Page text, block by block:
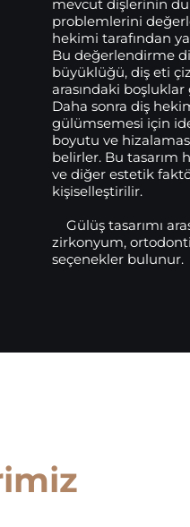
mevcut dişlerinin
problemlerini
hekimi tarafından
Bu değerlendirme
büyüklüğü, diş eti
arasındaki
Daha sonra diş
gülümsemesi için
boyutu ve
belirler. Bu tasarım
ve diğer estetik
kişiselleştirilir.
Gülüş tasarımı
zirkonyum,
seçenekler bulunur.